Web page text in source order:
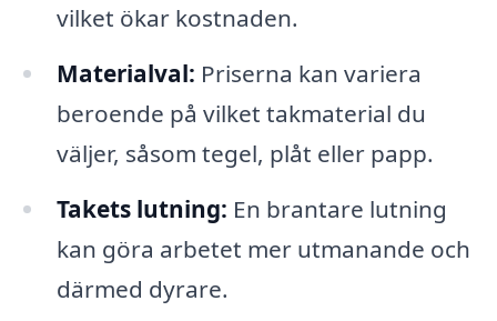
vilket ökar kostnaden.
Materialval: Priserna kan variera
beroende på vilket takmaterial du
väljer, såsom tegel, plåt eller papp.
Takets lutning: En brantare lutning
kan göra arbetet mer utmanande och
därmed dyrare.